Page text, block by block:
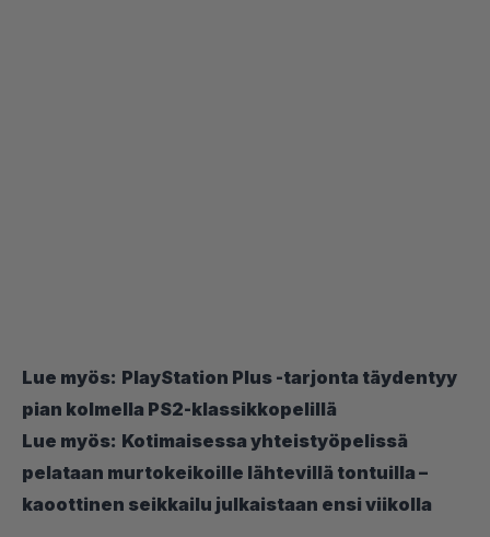
Lue myös: PlayStation Plus -tarjonta täydentyy
pian kolmella PS2-klassikkopelillä
Lue myös: Kotimaisessa yhteistyöpelissä
pelataan murtokeikoille lähtevillä tontuilla –
kaoottinen seikkailu julkaistaan ensi viikolla